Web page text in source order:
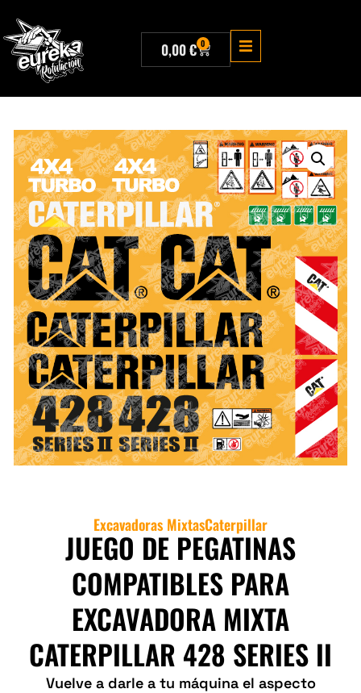
0,00€ 0
Excavadoras MixtasCaterpillar
JUEGO DE PEGATINAS
COMPATIBLES PARA
EXCAVADORA MIXTA
CATERPILLAR 428 SERIES II
Vuelve a darle a tu máquina el aspecto